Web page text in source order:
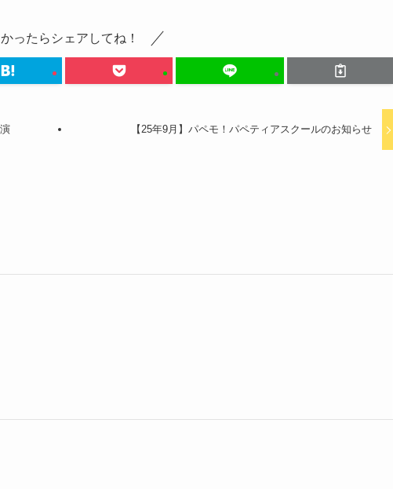
ったらシェアしてね！
【25年9月】パペモ！パペティアスクールのお知らせ